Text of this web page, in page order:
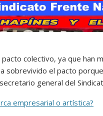
colectivo, ya que han
sobrevivido el pacto
general del
empresarial o artística?